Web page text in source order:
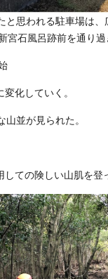
と思われる駐車場は、
宮石風呂跡前を通り過
化していく。
並が見られた。
の険しい山肌を登